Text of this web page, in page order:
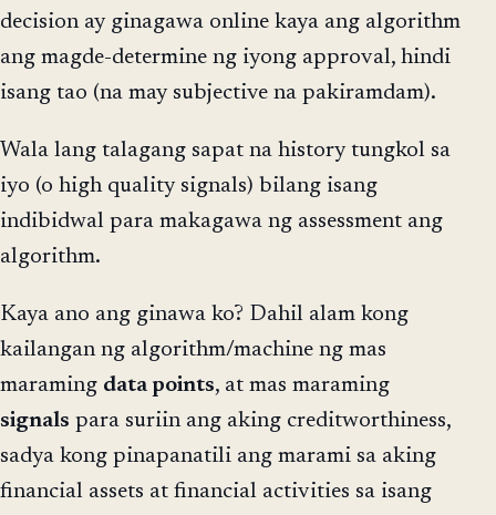
decision ay ginagawa online kaya ang algorithm
ang magde-determine ng iyong approval, hindi
isang tao (na may subjective na pakiramdam).
Wala lang talagang sapat na history tungkol sa
iyo (o high quality signals) bilang isang
indibidwal para makagawa ng assessment ang
algorithm.
Kaya ano ang ginawa ko? Dahil alam kong
kailangan ng algorithm/machine ng mas
maraming data points, at mas maraming
signals para suriin ang aking creditworthiness,
sadya kong pinapanatili ang marami sa aking
financial assets at financial activities sa isang